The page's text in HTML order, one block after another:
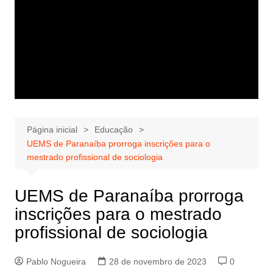
Página inicial
Educação
UEMS de Paranaíba prorroga inscrições para o
mestrado profissional de sociologia
UEMS de Paranaíba prorroga
inscrições para o mestrado
profissional de sociologia
Pablo Nogueira 28 de novembro de 2023
0